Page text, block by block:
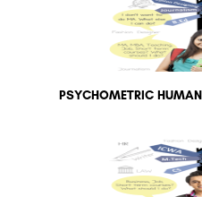
PSYCHOMETRIC